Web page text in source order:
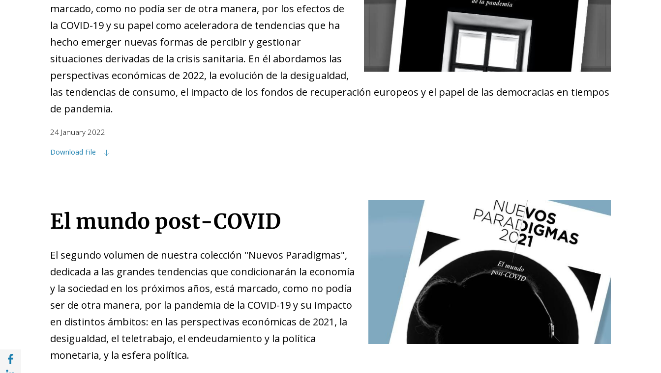
marcado, como no podía ser de otra manera, por los efectos de
la COVID-19 y su papel como aceleradora de tendencias que ha
hecho emerger nuevas formas de percibir y gestionar
situaciones derivadas de la crisis sanitaria. En él abordamos las
perspectivas económicas de 2022, la evolución de la desigualdad,
las tendencias de consumo, el impacto de los fondos de recuperación europeos y el papel de las democracias en tiempos
de pandemia.
24 January 2022
Download File
Share with Facebook (opens in a new window)
El mundo post-COVID
El segundo volumen de nuestra colección "Nuevos Paradigmas",
dedicada a las grandes tendencias que condicionarán la economía
y la sociedad en los próximos años, está marcado, como no podía
ser de otra manera, por la pandemia de la COVID-19 y su impacto
en distintos ámbitos: en las perspectivas económicas de 2021, la
desigualdad, el teletrabajo, el endeudamiento y la política
monetaria, y la esfera política.